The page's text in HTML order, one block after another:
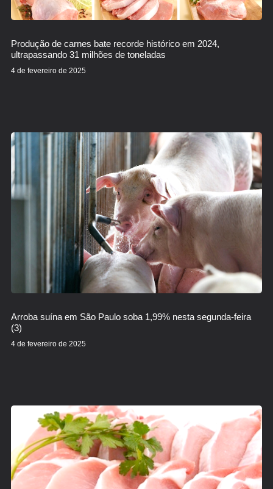
Produção de carnes bate recorde histórico em 2024,
ultrapassando 31 milhões de toneladas
4 de fevereiro de 2025
Arroba suína em São Paulo soba 1,99% nesta segunda-feira
(3)
4 de fevereiro de 2025